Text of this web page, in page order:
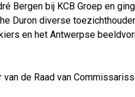
Bergen bij KCB Groep en
Duron diverse
en het Antwerpse
de Raad van